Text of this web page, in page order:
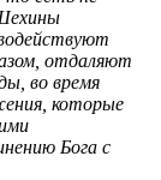
отдаляют
во время
которые
Бога с